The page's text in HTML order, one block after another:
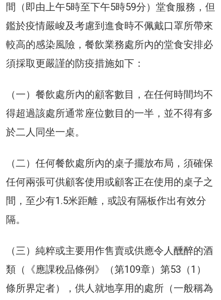
間（即由上午5時至下午5時59分）堂食服務，但
鑑於疫情嚴峻及考慮到進食時不佩戴口罩所帶來
較高的感染風險，餐飲業務處所內的堂食安排必
須採取更嚴謹的防疫措施如下：
（一）餐飲處所內的顧客數目，在任何時間均不
得超過該處所通常座位數目的一半，並不得有多
於二人同坐一桌。
（二）任何餐飲處所內的桌子擺放布局，須確保
任何兩張可供顧客使用或顧客正在使用的桌子之
間，至少有1.5米距離，或設有隔板作出有效分
隔。
（三）純粹或主要用作售賣或供應令人醺醉的酒
類（《應課稅品條例》（第109章）第53（1）
條所界定者），供人就地享用的處所（一般稱為